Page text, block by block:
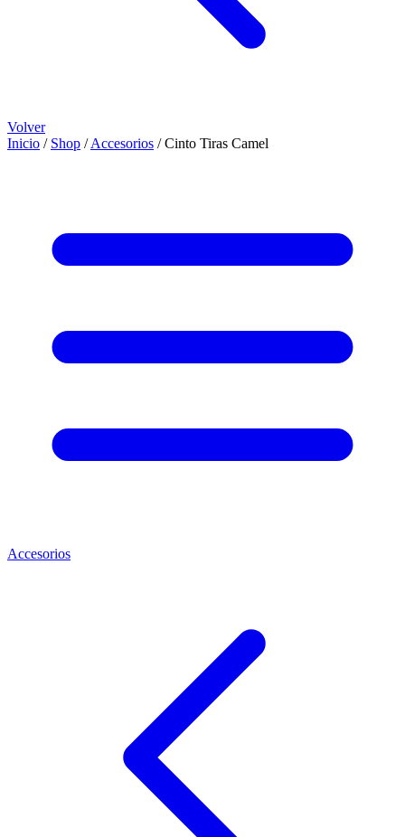
Volver
Inicio / Shop / Accesorios / Cinto Tiras Camel
Accesorios